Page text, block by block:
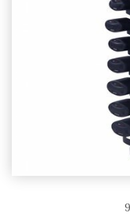
LIFEMAXX